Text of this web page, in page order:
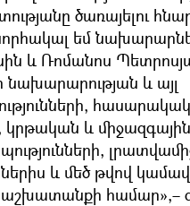
ծառայելու
եմ
և Ռոմանոս
նախարարության և այլ
և միջազգային
և մեծ թվով
համար»,–